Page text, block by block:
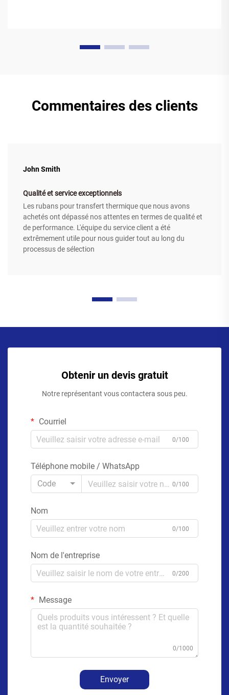
Commentaires des clients
John Smith
Qualité et service exceptionnels
Les rubans pour transfert thermique que nous avons
achetés ont dépassé nos attentes en termes de qualité et
de performance. L'équipe du service client a été
extrêmement utile pour nous guider tout au long du
processus de sélection
Obtenir un devis gratuit
Notre représentant vous contactera sous peu.
Courriel
0/100
Téléphone mobile / WhatsApp
Code
0/100
Nom
0/100
Nom de l'entreprise
0/200
Message
0/1000
Envoyer